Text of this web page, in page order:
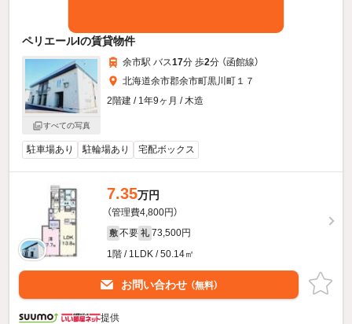
ペリエールIの賃貸物件
すべての写真
余市駅 バス17分 歩2分 （函館線）
北海道余市郡余市町黒川町１７
2階建 / 1年9ヶ月 / 木造
駐車場あり 駐輪場あり 宅配ボックス
7.35万円
（管理費4,800円）
敷 不要 礼 73,500円
1階 / 1LDK / 50.14㎡
お問い合わせ （無料）
提供